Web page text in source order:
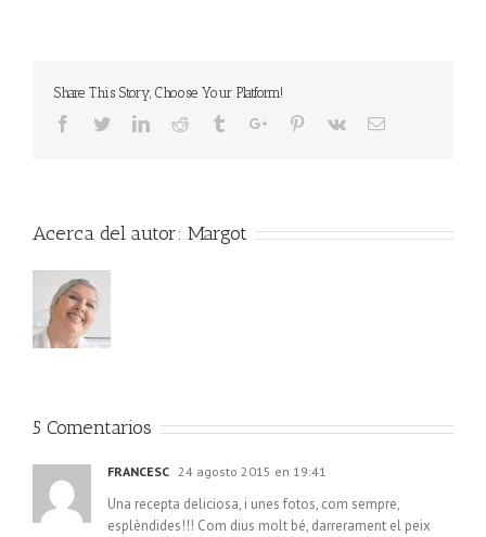
Share This Story, Choose Your Platform!
Acerca del autor: Margot
5 Comentarios
FRANCESC 24 agosto 2015 en 19:41
Una recepta deliciosa, i unes fotos, com sempre,
esplèndides!!! Com dius molt bé, darrerament el peix